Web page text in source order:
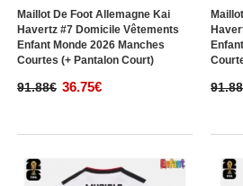
Maillot De Foot Allemagne Kai
Havertz #7 Domicile Vêtements
Enfant Monde 2026 Manches
Courtes (+ Pantalon Court)
91.88€ 36.75€